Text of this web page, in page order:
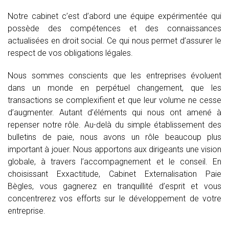
Notre cabinet c’est d’abord une équipe expérimentée qui
possède des compétences et des connaissances
actualisées en droit social. Ce qui nous permet d’assurer le
respect de vos obligations légales.
Nous sommes conscients que les entreprises évoluent
dans un monde en perpétuel changement, que les
transactions se complexifient et que leur volume ne cesse
d’augmenter. Autant d’éléments qui nous ont amené à
repenser notre rôle. Au-delà du simple établissement des
bulletins de paie, nous avons un rôle beaucoup plus
important à jouer. Nous apportons aux dirigeants une vision
globale, à travers l’accompagnement et le conseil. En
choisissant Exxactitude, Cabinet Externalisation Paie
Bègles, vous gagnerez en tranquillité d’esprit et vous
concentrerez vos efforts sur le développement de votre
entreprise.